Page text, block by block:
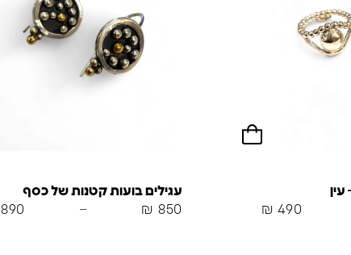
₪ 490
עגילים בועות קטנות של כסף
₪ 850
–
890